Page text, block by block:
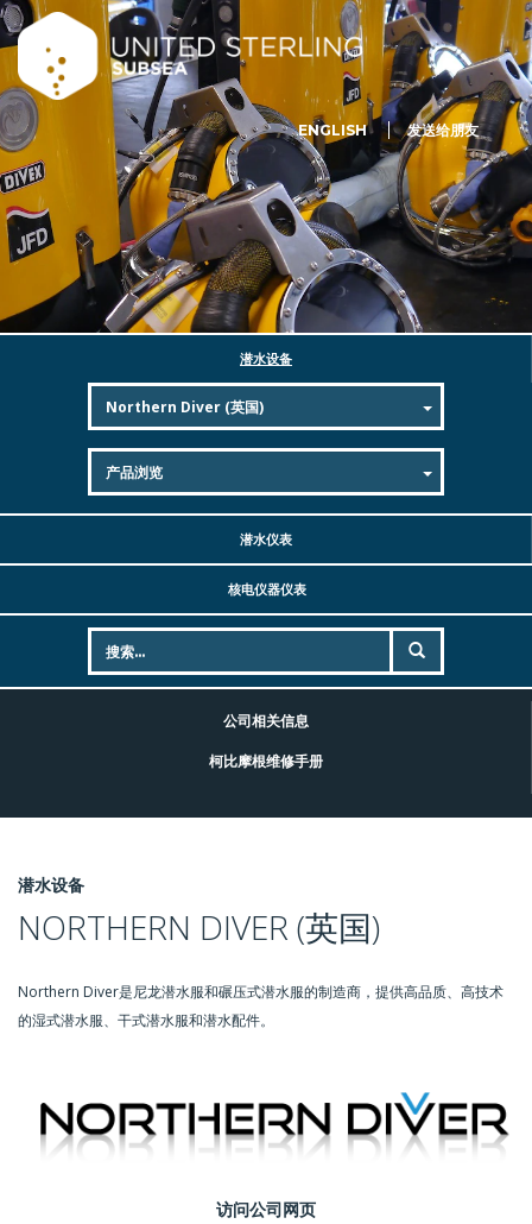
ENGLISH 发送给朋友
潜水设备
潜水仪表
核电仪器仪表
公司相关信息
柯比摩根维修手册
潜水设备
NORTHERN DIVER (英国)
Northern Diver是尼龙潜水服和碾压式潜水服的制造商，提供高品质、高技术
的湿式潜水服、干式潜水服和潜水配件。
访问公司网页